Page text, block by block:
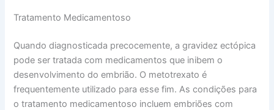
Tratamento Medicamentoso
Quando diagnosticada precocemente, a gravidez ectópica
pode ser tratada com medicamentos que inibem o
desenvolvimento do embrião. O metotrexato é
frequentemente utilizado para esse fim. As condições para
o tratamento medicamentoso incluem embriões com